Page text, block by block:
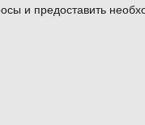
и предоставить